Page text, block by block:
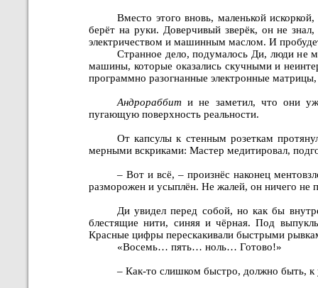
Вместо этого вновь, маленькой
берёт на руки. Доверчивый зверёк, он не
электричеством и машинным маслом. И
Странное дело, подумалось Ди, люди не
машины, которые оказались скучными и
программно разогнанные электронные
Андрораббит и не заметил, что они
пугающую поверхность реальности.
От капсулы к стенным розеткам
мерными вскриками: Мастер медитировал,
– Вот и всё, – произнёс наконец
разморожен и усыплён. Не жалей, он ничего не
Ди увидел перед собой, но как бы
блестящие нити, синяя и чёрная. Под
Красные цифры перескакивали быстрыми
«Восемь… пять… ноль… Готово!»
– Как-то слишком быстро, должно быть,